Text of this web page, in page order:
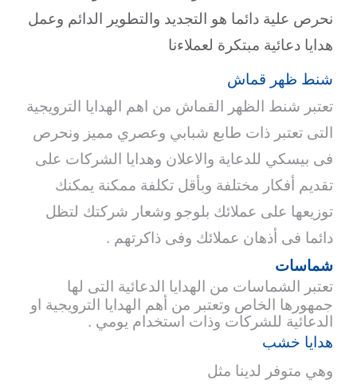
نحرص علية دائما هو التجديد والتطوير الدائم وعمل
هدايا دعائية مبتكرة لعملاءنا
شنط ظهر قماش
تعتبر شنط الظهر القماش من اهم الهدايا الترويجية
التى تعتبر ذات طابع شبابي وعصري مميز ونحرص
فى بيسكي للدعاية والاعلان وهدايا الشركات على
تقديم أفكار مختلفة وبأقل تكلفة ممكنة يمكنك
توزيعها على عملائك بلوجو وشعار شركتك لتظل
دائما فى أذهان عملائك وفى ذاكرتهم .
شماسات
تعتبر الشماسات من الهدايا الدعائية التى لها
جمهورها الخاص وتعتبر من أهم الهدايا الترويجية او
الدعائية للشركات وذات استخدام يومي .
هدايا خشب
وهي متوفر لدينا مثل